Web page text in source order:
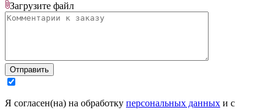
Загрузите файл
Отправить
Я согласен(на) на обработку персональных данных и с